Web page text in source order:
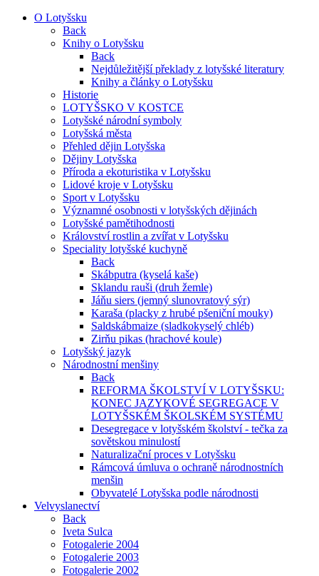
O Lotyšsku
Back
Knihy o Lotyšsku
Back
Nejdůležitější překlady z lotyšské literatury
Knihy a články o Lotyšsku
Historie
LOTYŠSKO V KOSTCE
Lotyšské národní symboly
Lotyšská města
Přehled dějin Lotyšska
Dějiny Lotyšska
Příroda a ekoturistika v Lotyšsku
Lidové kroje v Lotyšsku
Sport v Lotyšsku
Významné osobnosti v lotyšských dějinách
Lotyšské pamětihodnosti
Království rostlin a zvířat v Lotyšsku
Speciality lotyšské kuchyně
Back
Skábputra (kyselá kaše)
Sklandu rauši (druh žemle)
Jáňu siers (jemný slunovratový sýr)
Karaša (placky z hrubé pšeniční mouky)
Saldskábmaize (sladkokyselý chléb)
Zirňu pikas (hrachové koule)
Lotyšský jazyk
Národnostní menšiny
Back
REFORMA ŠKOLSTVÍ V LOTYŠSKU:
KONEC JAZYKOVÉ SEGREGACE V
LOTYŠSKÉM ŠKOLSKÉM SYSTÉMU
Desegregace v lotyšském školství - tečka za
sovětskou minulostí
Naturalizační proces v Lotyšsku
Rámcová úmluva o ochraně národnostních
menšin
Obyvatelé Lotyšska podle národnosti
Velvyslanectví
Back
Iveta Sulca
Fotogalerie 2004
Fotogalerie 2003
Fotogalerie 2002